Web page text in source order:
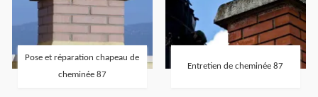
Pose et réparation chapeau de
cheminée 87
Entretien de cheminée 87